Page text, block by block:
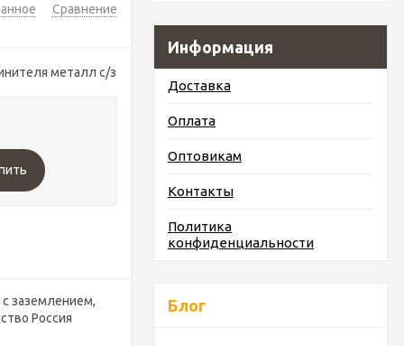
Информация
Доставка
Оплата
Оптовикам
Контакты
Политика
конфиденциальности
Блог
Сравнение
металл с/з
заземлением,
Россия